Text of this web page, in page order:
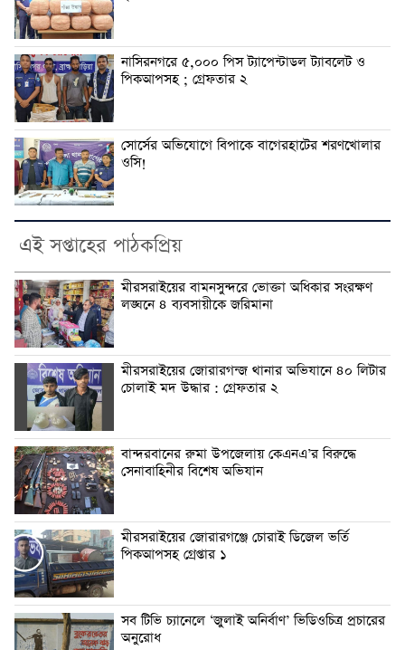
নাসিরনগরে ৫,০০০ পিস ট্যাপেন্টাডল ট্যাবলেট ও
পিকআপসহ ; গ্রেফতার ২
সোর্সের অভিযোগে বিপাকে বাগেরহাটের শরণখোলার
ওসি!
এই সপ্তাহের পাঠকপ্রিয়
মীরসরাইয়ের বামনসুন্দরে ভোক্তা অধিকার সংরক্ষণ
লঙ্ঘনে ৪ ব্যবসায়ীকে জরিমানা
মীরসরাইয়ের জোরারগন্জ থানার অভিযানে ৪০ লিটার
চোলাই মদ উদ্ধার : গ্রেফতার ২
বান্দরবানের রুমা উপজেলায় কেএনএ’র বিরুদ্ধে
সেনাবাহিনীর বিশেষ অভিযান
মীরসরাইয়ের জোরারগঞ্জে চোরাই ডিজেল ভর্তি
পিকআপসহ গ্রেপ্তার ১
সব টিভি চ্যানেলে ‘জুলাই অনির্বাণ’ ভিডিওচিত্র প্রচারের
অনুরোধ